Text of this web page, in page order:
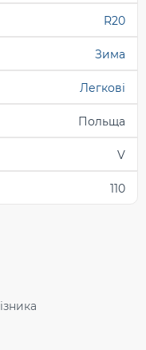
R20
Зима
Легкові
Польща
V
110